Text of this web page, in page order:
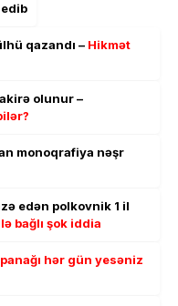
qazandı – Hikmət
olunur –
monoqrafiya nəşr
edən polkovnik 1 il
bağlı şok iddia
hər gün yesəniz